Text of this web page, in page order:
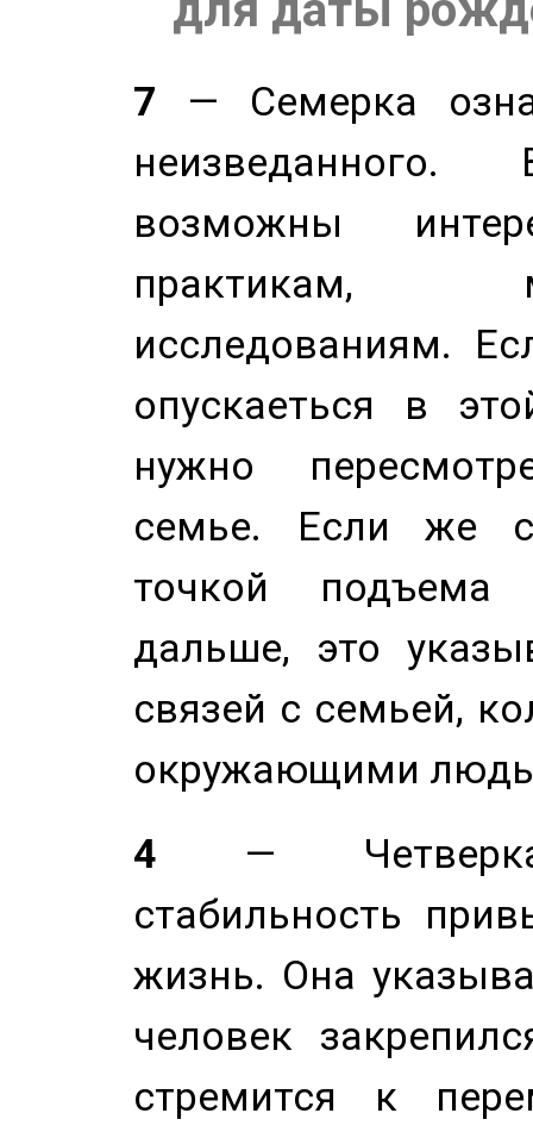
7 — Семерка
возможны
практикам,
исследованиям.
опускаеться в
нужно
семье. Если же
точкой
дальше, это
связей с семьей,
окружающими
4 — Четверка
стабильность
жизнь. Она
человек
стремится к